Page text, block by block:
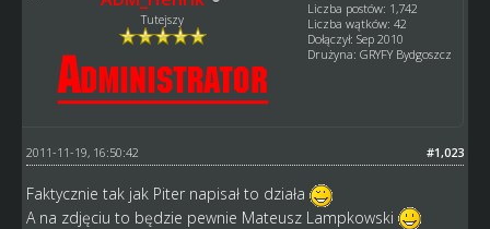
Tutejszy
Liczba postów: 1,742
Liczba wątków: 42
Dołączył: Sep 2010
Drużyna: GRYFY Bydgoszcz
#1,023
2011-11-19, 16:50:42
Faktycznie tak jak Piter napisał to działa
A na zdjęciu to będzie pewnie Mateusz Lampkowski